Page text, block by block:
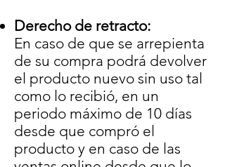
Derecho de retracto:
En caso de que se arrepienta
de su compra podrá devolver
el producto nuevo sin uso tal
como lo recibió, en un
periodo máximo de 10 días
desde que compró el
producto y en caso de las